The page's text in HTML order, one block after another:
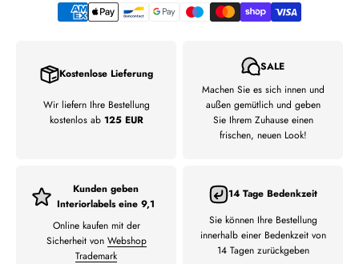
Kostenlose Lieferung
Wir liefern Ihre Bestellung
kostenlos ab 125 EUR
SALE
Machen Sie es sich innen und
außen gemütlich und geben
Sie Ihrem Zuhause einen
frischen, neuen Look!
Kunden geben
Interiorlabels eine 9,1
Online kaufen mit der
Sicherheit von Webshop
Trademark
14 Tage Bedenkzeit
Sie können Ihre Bestellung
innerhalb einer Bedenkzeit von
14 Tagen zurückgeben